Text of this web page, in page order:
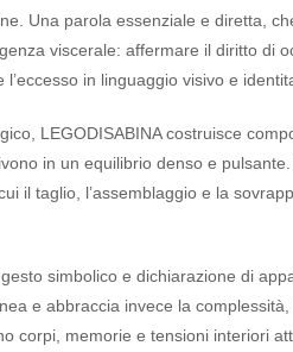
Una parola essenziale e diretta,
viscerale: affermare il diritto di
in linguaggio visivo e
LEGODISABINA costruisce
in un equilibrio denso e
il taglio, l’assemblaggio e la
gesto simbolico e dichiarazione di
e abbraccia invece la
corpi, memorie e tensioni interiori